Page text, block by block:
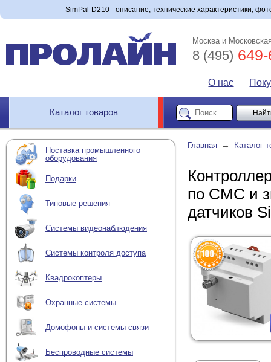
SimPal-D210 - описание, технические характеристики,
Москва и
8 (495)
О нас
Каталог товаров
Поставка промышленного
оборудования
Подарки
Типовые решения
Системы видеонаблюдения
Системы контроля доступа
Квадрокоптеры
Охранные системы
Домофоны и системы связи
Беспроводные системы
Главная → Каталог
по СМС и
датчиков